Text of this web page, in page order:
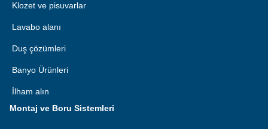
Klozet ve pisuvarlar
Lavabo alanı
Duş çözümleri
Banyo Ürünleri
İlham alın
Montaj ve Boru Sistemleri